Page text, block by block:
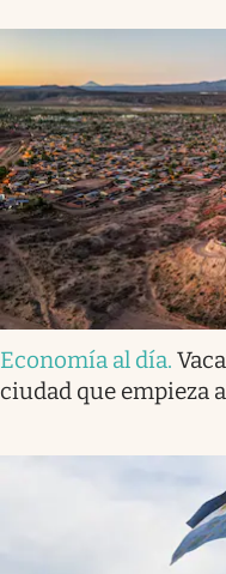
Economía al día.
ciudad que empieza